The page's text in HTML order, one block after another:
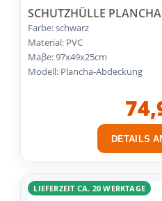
SCHUTZHÜLLE
Farbe: schwarz
Material: PVC
Maβe: 97x49x25cm
Modell: Plancha-Abdeckung
DETAILS
LIEFERZEIT CA. 20 WERKTAGE